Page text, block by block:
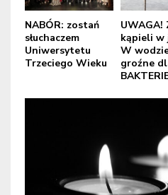
NABÓR: zostań
słuchaczem
Uniwersytetu
Trzeciego Wieku
UWAGA!
kąpieli w
W
groźne